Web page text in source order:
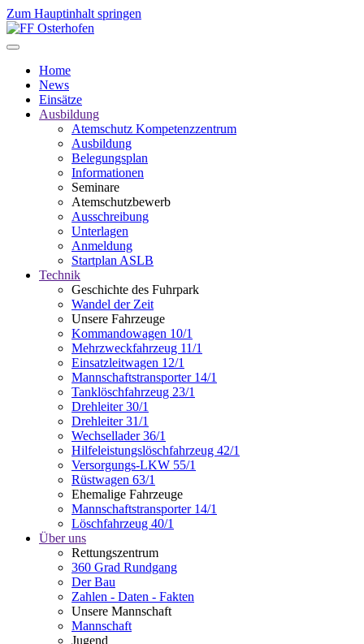
Zum Hauptinhalt springen
Home
News
Einsätze
Ausbildung
Atemschutz Kompetenzzentrum
Ausbildung
Belegungsplan
Informationen
Seminare
Atemschutzbewerb
Ausschreibung
Unterlagen
Anmeldung
Startplan ASLB
Technik
Geschichte des Fuhrpark
Wandel der Zeit
Unsere Fahrzeuge
Kommandowagen 10/1
Mehrzweckfahrzeug 11/1
Einsatzleitwagen 12/1
Mannschaftstransporter 14/1
Tanklöschfahrzeug 23/1
Drehleiter 30/1
Drehleiter 31/1
Wechsellader 36/1
Hilfeleistungslöschfahrzeug 42/1
Versorgungs-LKW 55/1
Rüstwagen 63/1
Ehemalige Fahrzeuge
Mannschaftstransporter 14/1
Löschfahrzeug 40/1
Über uns
Rettungszentrum
360 Grad Rundgang
Der Bau
Zahlen - Daten - Fakten
Unsere Mannschaft
Mannschaft
Jugend